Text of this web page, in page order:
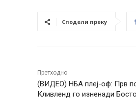
Сподели преку
Претходно
(ВИДЕО) НБА плеј-оф: Прв
Кливленд го изненади